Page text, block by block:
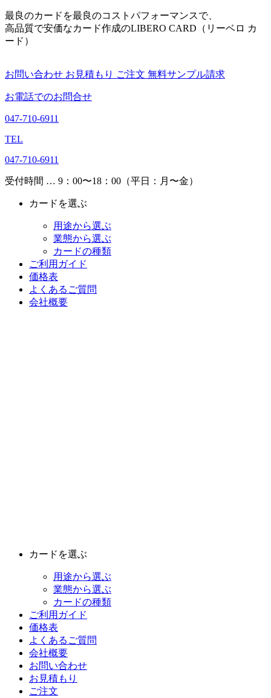
最良のカードを最良のコストパフォーマンスで、
高品質で安価なカード作成のLIBERO CARD（リーベロ カ
ード）
お問い合わせ お見積もり ご注文 無料サンプル請求
お電話でのお問合せ
047-710-6911
TEL
047-710-6911
受付時間 … 9：00〜18：00（平日：月〜金）
カードを選ぶ
用途から選ぶ
業態から選ぶ
カードの種類
ご利用ガイド
価格表
よくあるご質問
会社概要
カードを選ぶ
用途から選ぶ
業態から選ぶ
カードの種類
ご利用ガイド
価格表
よくあるご質問
会社概要
お問い合わせ
お見積もり
ご注文